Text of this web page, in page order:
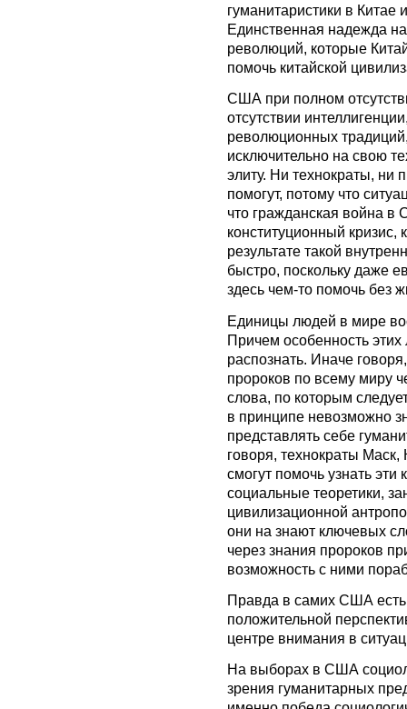
гуманитаристики в Китае
Единственная надежда
революций, которые
помочь китайской
США при полном
отсутствии
революционных
исключительно на свою
элиту. Ни технократы,
помогут, потому что
что гражданская война
конституционный кризис,
результате такой
быстро, поскольку даже
здесь чем-то помочь без
Единицы людей в мире
Причем особенность
распознать. Иначе
пророков по всему миру
слова, по которым
в принципе невозможно
представлять себе
говоря, технократы
смогут помочь узнать
социальные теоретики,
цивилизационной
они на знают ключевых
через знания пророков
возможность с ними
Правда в самих США
положительной
центре внимания в
На выборах в США
зрения гуманитарных